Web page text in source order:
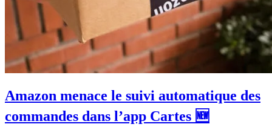
Amazon menace le suivi automatique des
commandes dans l’app Cartes 🆕